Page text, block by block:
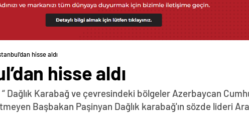
hisse aldı
hisse aldı
Dağlık Karabağ ve çevresindeki bölgeler Azerbaycan
Başbakan Paşinyan Dağlık karabağ'ın sözde lideri